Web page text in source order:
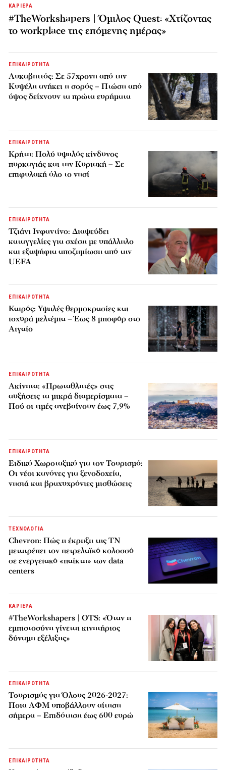
ΚΑΡΙΕΡΑ
#TheWorkshapers | Όμιλος Quest: «Χτίζοντας
το workplace της επόμενης ημέρας»
ΕΠΙΚΑΙΡΟΤΗΤΑ
Λυκαβηττός: Σε 57χρονη από την
Κυψέλη ανήκει η σορός – Πτώση από
ύψος δείχνουν τα πρώτα ευρήματα
ΕΠΙΚΑΙΡΟΤΗΤΑ
Κρήτη: Πολύ υψηλός κίνδυνος
πυρκαγιάς και την Κυριακή – Σε
επιφυλακή όλο το νησί
ΕΠΙΚΑΙΡΟΤΗΤΑ
Τζιάνι Ινφαντίνο: Διαψεύδει
καταγγελίες για σχέση με υπάλληλο
και εξαψήφια αποζημίωση από την
UEFA
ΕΠΙΚΑΙΡΟΤΗΤΑ
Καιρός: Υψηλές θερμοκρασίες και
ισχυρά μελτέμια – Έως 8 μποφόρ στο
Αιγαίο
ΕΠΙΚΑΙΡΟΤΗΤΑ
Ακίνητα: «Πρωταθλητές» στις
αυξήσεις τα μικρά διαμερίσματα –
Πού οι τιμές ανεβαίνουν έως 7,9%
ΕΠΙΚΑΙΡΟΤΗΤΑ
Ειδικό Χωροταξικό για τον Τουρισμό:
Οι νέοι κανόνες για ξενοδοχεία,
νησιά και βραχυχρόνιες μισθώσεις
ΤΕΧΝΟΛΟΓΙΑ
Chevron: Πώς η έκρηξη της ΤΝ
μετατρέπει τον πετρελαϊκό κολοσσό
σε ενεργειακό «παίκτη» των data
centers
ΚΑΡΙΕΡΑ
#TheWorkshapers | OTS: «Όταν η
εμπιστοσύνη γίνεται κινητήριος
δύναμη εξέλιξης»
ΕΠΙΚΑΙΡΟΤΗΤΑ
Τουρισμός για Όλους 2026-2027:
Ποια ΑΦΜ υποβάλλουν αίτηση
σήμερα – Επιδότηση έως 600 ευρώ
ΕΠΙΚΑΙΡΟΤΗΤΑ